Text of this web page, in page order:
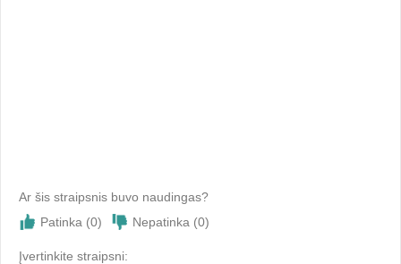
Ar šis straipsnis buvo naudingas?
Patinka (0) Nepatinka (0)
Įvertinkite straipsni: